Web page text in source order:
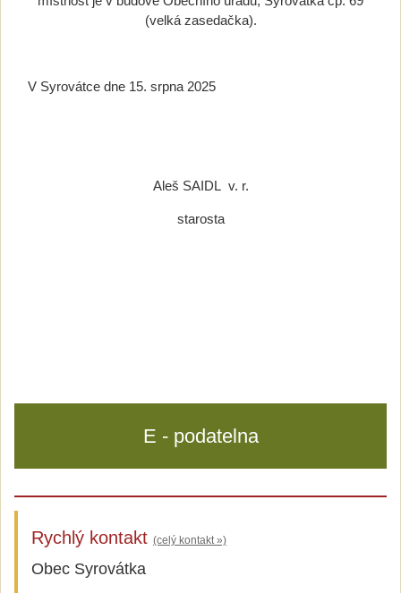
(velká zasedačka).
V Syrovátce dne 15. srpna 2025
Aleš SAIDL v. r.
starosta
E - podatelna
Rychlý kontakt (celý kontakt »)
Obec Syrovátka